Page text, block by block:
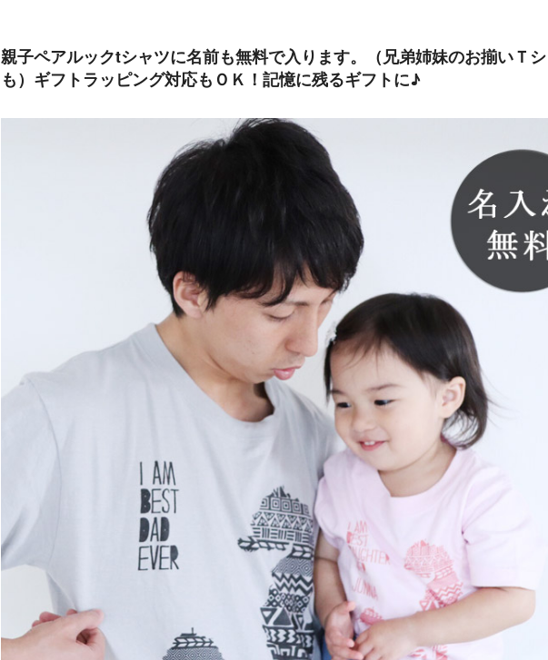
親子ペアルックtシャツに名前も無料で入ります。（兄弟姉妹のお揃いＴ
も）ギフトラッピング対応もＯＫ！記憶に残るギフトに♪